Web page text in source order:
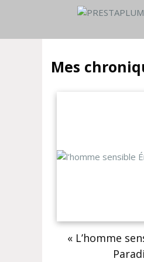
Mes
« L’homme